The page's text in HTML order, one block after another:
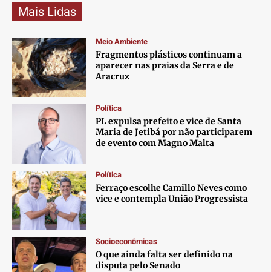
Mais Lidas
Meio Ambiente
Fragmentos plásticos continuam a
aparecer nas praias da Serra e de
Aracruz
Política
PL expulsa prefeito e vice de Santa
Maria de Jetibá por não participarem
de evento com Magno Malta
Política
Ferraço escolhe Camillo Neves como
vice e contempla União Progressista
Socioeconômicas
O que ainda falta ser definido na
disputa pelo Senado